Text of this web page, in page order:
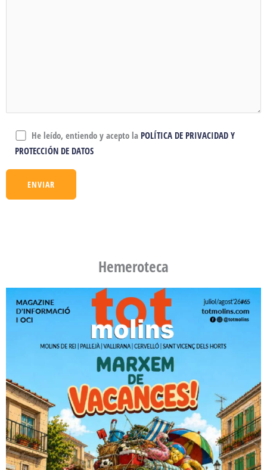
He leído, entiendo y acepto la POLÍTICA DE PRIVACIDAD Y
PROTECCIÓN DE DATOS
Hemeroteca